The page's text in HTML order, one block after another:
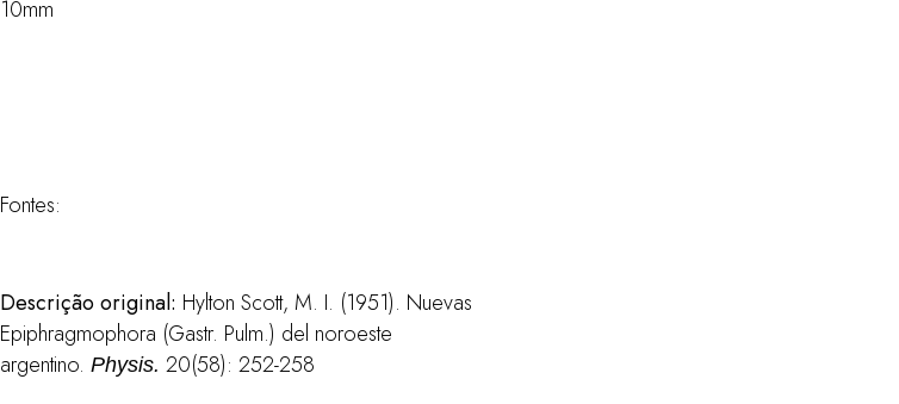
10mm
Fontes:
Descrição original: Hylton Scott, M. I. (1951). Nuevas
Epiphragmophora (Gastr. Pulm.) del noroeste
argentino. Physis. 20(58): 252-258